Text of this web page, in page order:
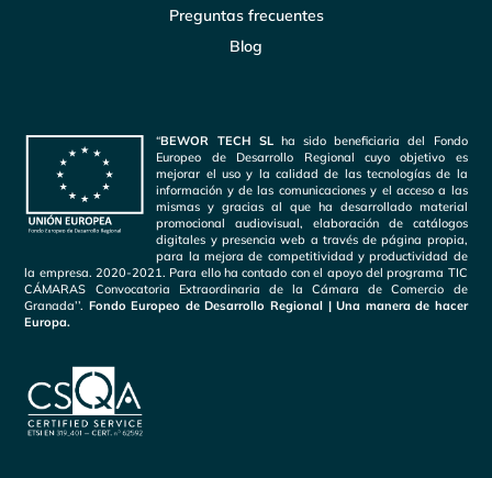
Preguntas frecuentes
Blog
“BEWOR TECH SLha sido beneficiaria del Fondo
Europeo de Desarrollo Regional cuyo objetivo es
mejorar el uso y la calidad de las tecnologías de la
información y de las comunicaciones y el acceso a las
mismas y gracias al que ha desarrollado material
promocional audiovisual, elaboración de catálogos
digitales y presencia web a través de página propia,
para la mejora de competitividad y productividad de
la empresa. 2020-2021. Para ello ha contado con el apoyo del programa TIC
CÁMARAS Convocatoria Extraordinaria de la Cámara de Comercio de
Granada’’. Fondo Europeo de Desarrollo Regional | Una manera de hacer
Europa.